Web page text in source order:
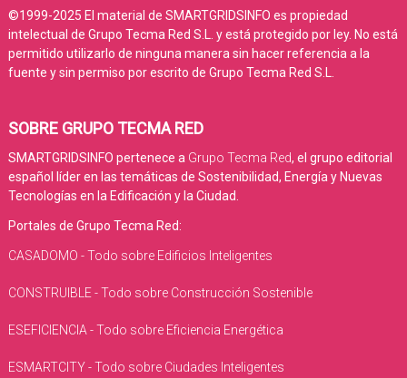
©1999-2025 El material de SMARTGRIDSINFO es propiedad
intelectual de Grupo Tecma Red S.L. y está protegido por ley. No está
permitido utilizarlo de ninguna manera sin hacer referencia a la
fuente y sin permiso por escrito de Grupo Tecma Red S.L.
SOBRE GRUPO TECMA RED
SMARTGRIDSINFO pertenece a Grupo Tecma Red, el grupo editorial
español líder en las temáticas de Sostenibilidad, Energía y Nuevas
Tecnologías en la Edificación y la Ciudad.
Portales de Grupo Tecma Red:
CASADOMO - Todo sobre Edificios Inteligentes
CONSTRUIBLE - Todo sobre Construcción Sostenible
ESEFICIENCIA - Todo sobre Eficiencia Energética
ESMARTCITY - Todo sobre Ciudades Inteligentes